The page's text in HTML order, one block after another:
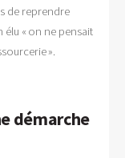
de reprendre
élu « on ne pensait
».
démarche